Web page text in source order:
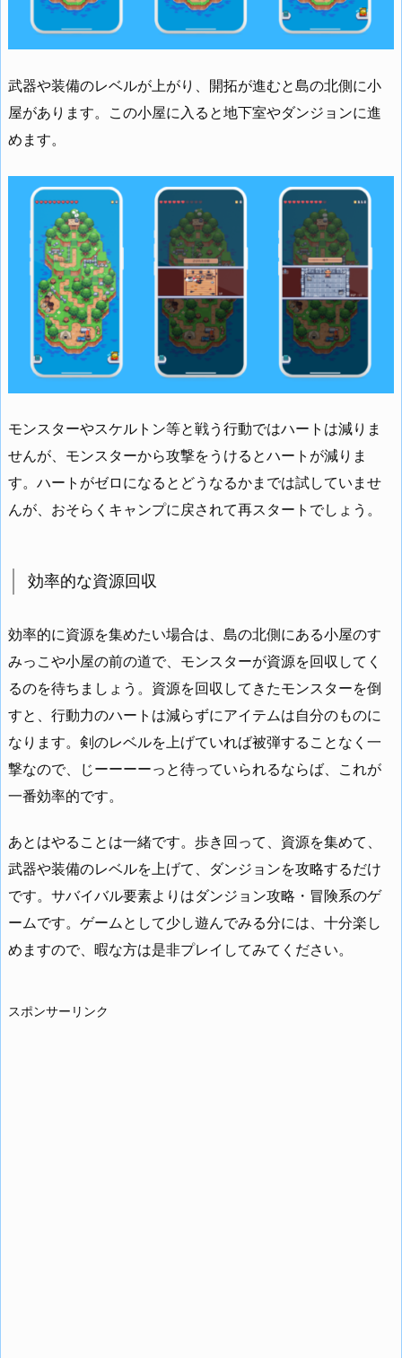
武器や装備のレベルが上がり、開拓が進むと島の北側に小
屋があります。この小屋に入ると地下室やダンジョンに進
めます。
モンスターやスケルトン等と戦う行動ではハートは減りま
せんが、モンスターから攻撃をうけるとハートが減りま
す。ハートがゼロになるとどうなるかまでは試していませ
んが、おそらくキャンプに戻されて再スタートでしょう。
効率的な資源回収
効率的に資源を集めたい場合は、島の北側にある小屋のす
みっこや小屋の前の道で、モンスターが資源を回収してく
るのを待ちましょう。資源を回収してきたモンスターを倒
すと、行動力のハートは減らずにアイテムは自分のものに
なります。剣のレベルを上げていれば被弾することなく一
撃なので、じーーーーっと待っていられるならば、これが
一番効率的です。
あとはやることは一緒です。歩き回って、資源を集めて、
武器や装備のレベルを上げて、ダンジョンを攻略するだけ
です。サバイバル要素よりはダンジョン攻略・冒険系のゲ
ームです。ゲームとして少し遊んでみる分には、十分楽し
めますので、暇な方は是非プレイしてみてください。
スポンサーリンク